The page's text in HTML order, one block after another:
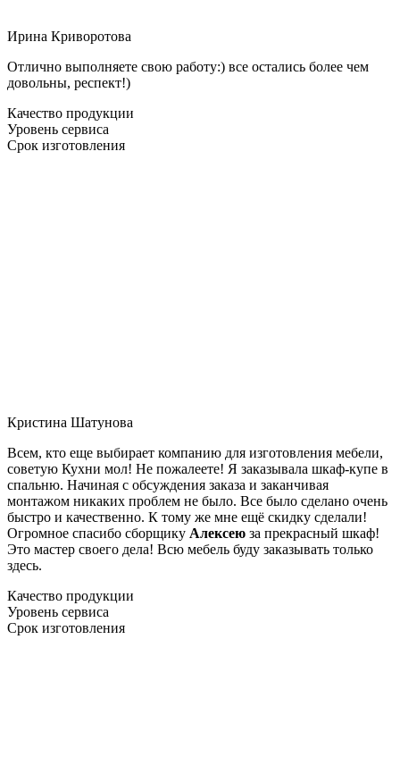
Ирина Криворотова
Отлично выполняете свою работу:) все остались более чем
довольны, респект!)
Качество продукции
Уровень сервиса
Срок изготовления
Кристина Шатунова
Всем, кто еще выбирает компанию для изготовления мебели,
советую Кухни мол! Не пожалеете! Я заказывала шкаф-купе в
спальню. Начиная с обсуждения заказа и заканчивая
монтажом никаких проблем не было. Все было сделано очень
быстро и качественно. К тому же мне ещё скидку сделали!
Огромное спасибо сборщику Алексею за прекрасный шкаф!
Это мастер своего дела! Всю мебель буду заказывать только
здесь.
Качество продукции
Уровень сервиса
Срок изготовления